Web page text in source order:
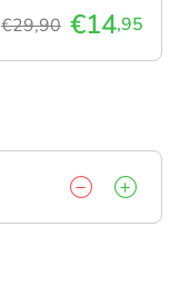
€29,90 €14,95